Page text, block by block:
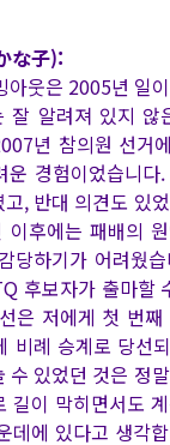
な子):
아웃은 2005년 일
잘 알려져 있지 않
년 참의원 선거
경험이었습니다
, 반대 의견도 있
이후에는 패배의
당하기가 어려웠
후보자가 출마할
은 저에게 첫 번
비례 승계로 당선
수 있었던 것은 정
길이 막히면서도
데에 있다고 생각